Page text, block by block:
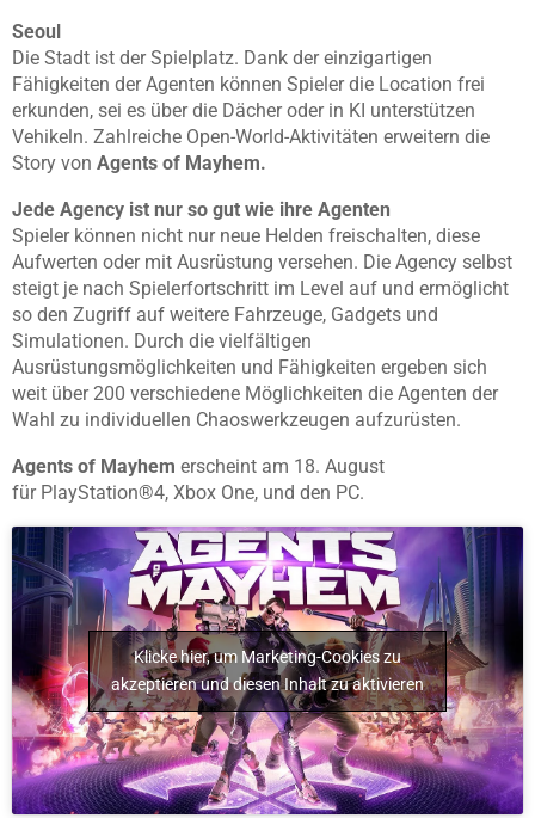
Seoul
Die Stadt ist der Spielplatz. Dank der einzigartigen
Fähigkeiten der Agenten können Spieler die Location frei
erkunden, sei es über die Dächer oder in KI unterstützen
Vehikeln. Zahlreiche Open-World-Aktivitäten erweitern die
Story von Agents of Mayhem.
Jede Agency ist nur so gut wie ihre Agenten
Spieler können nicht nur neue Helden freischalten, diese
Aufwerten oder mit Ausrüstung versehen. Die Agency selbst
steigt je nach Spielerfortschritt im Level auf und ermöglicht
so den Zugriff auf weitere Fahrzeuge, Gadgets und
Simulationen. Durch die vielfältigen
Ausrüstungsmöglichkeiten und Fähigkeiten ergeben sich
weit über 200 verschiedene Möglichkeiten die Agenten der
Wahl zu individuellen Chaoswerkzeugen aufzurüsten.
Agents of Mayhem erscheint am 18. August
für PlayStation®4, Xbox One, und den PC.
Klicke hier, um Marketing-Cookies zu
akzeptieren und diesen Inhalt zu aktivieren